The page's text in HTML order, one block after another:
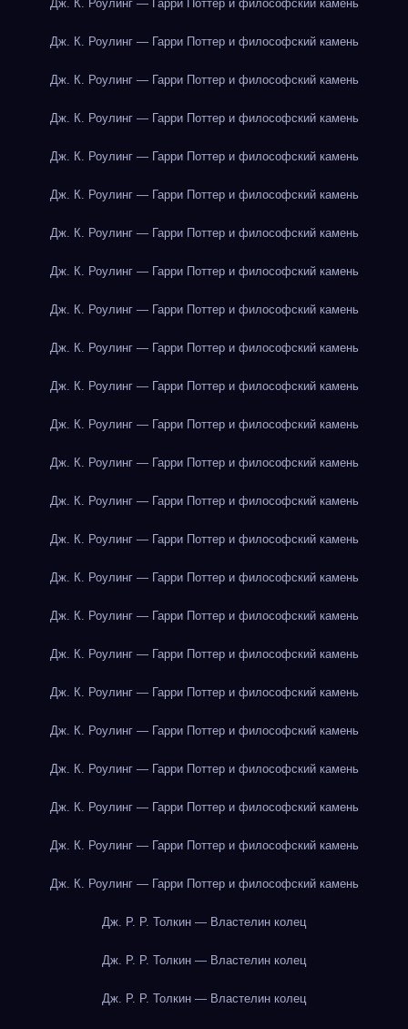
Дж. К. Роулинг — Гарри Поттер и философский камень
Дж. К. Роулинг — Гарри Поттер и философский камень
Дж. К. Роулинг — Гарри Поттер и философский камень
Дж. К. Роулинг — Гарри Поттер и философский камень
Дж. К. Роулинг — Гарри Поттер и философский камень
Дж. К. Роулинг — Гарри Поттер и философский камень
Дж. К. Роулинг — Гарри Поттер и философский камень
Дж. К. Роулинг — Гарри Поттер и философский камень
Дж. К. Роулинг — Гарри Поттер и философский камень
Дж. К. Роулинг — Гарри Поттер и философский камень
Дж. К. Роулинг — Гарри Поттер и философский камень
Дж. К. Роулинг — Гарри Поттер и философский камень
Дж. К. Роулинг — Гарри Поттер и философский камень
Дж. К. Роулинг — Гарри Поттер и философский камень
Дж. К. Роулинг — Гарри Поттер и философский камень
Дж. К. Роулинг — Гарри Поттер и философский камень
Дж. К. Роулинг — Гарри Поттер и философский камень
Дж. К. Роулинг — Гарри Поттер и философский камень
Дж. К. Роулинг — Гарри Поттер и философский камень
Дж. К. Роулинг — Гарри Поттер и философский камень
Дж. К. Роулинг — Гарри Поттер и философский камень
Дж. К. Роулинг — Гарри Поттер и философский камень
Дж. К. Роулинг — Гарри Поттер и философский камень
Дж. К. Роулинг — Гарри Поттер и философский камень
Дж. Р. Р. Толкин — Властелин колец
Дж. Р. Р. Толкин — Властелин колец
Дж. Р. Р. Толкин — Властелин колец